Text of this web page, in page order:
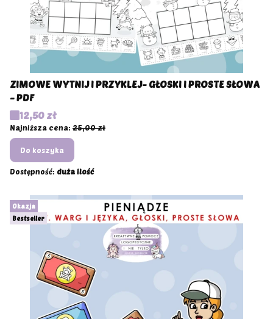
ZIMOWE WYTNIJ I PRZYKLEJ- GŁOSKI I PROSTE SŁOWA
- PDF
Cena promocyjna
12,50 zł
Najniższa cena: 25,00 zł
Do koszyka
Dostępność: duża ilość
Okazja
Bestseller